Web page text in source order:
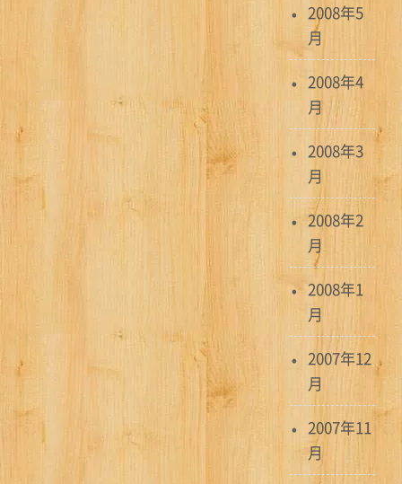
2008年5
月
2008年4
月
2008年3
月
2008年2
月
2008年1
月
2007年12
月
2007年11
月